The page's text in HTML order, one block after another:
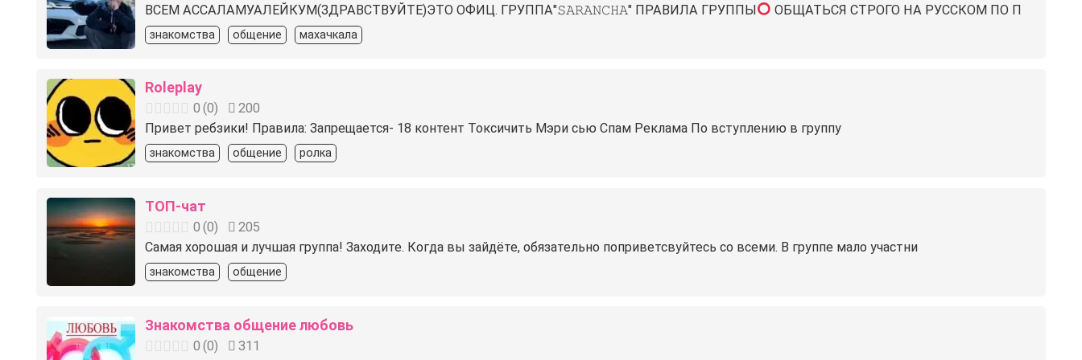
ВСЕМ АССАЛАМУАЛЕЙКУМ(ЗДРАВСТВУЙТЕ)ЭТО ОФИЦ. ГРУППА"𝚂𝙰𝚁𝙰𝙽𝙲𝙷𝙰" ПРАВИЛА ГРУППЫ ОБЩАТЬСЯ СТРОГО НА РУССКОМ ПО П
знакомства общение махачкала
Roleplay
0 (0)
200
Привет ребзики! Правила: Запрещается- 18 контент Токсичить Мэри сью Спам Реклама По вступлению в группу
знакомства общение ролка
ТОП-чат
0 (0)
205
Самая хорошая и лучшая группа! Заходите. Когда вы зайдёте, обязательно поприветсвуйтесь со всеми. В группе мало участни
знакомства общение
Знакомства общение любовь
0 (0)
311